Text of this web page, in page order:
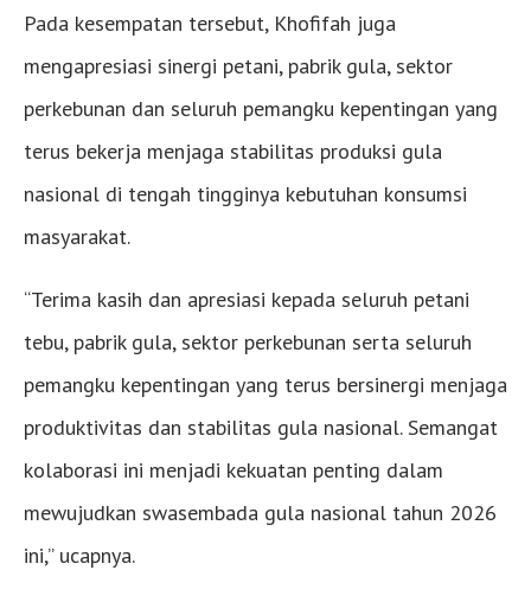
Pada kesempatan tersebut, Khofifah juga
mengapresiasi sinergi petani, pabrik gula, sektor
perkebunan dan seluruh pemangku kepentingan yang
terus bekerja menjaga stabilitas produksi gula
nasional di tengah tingginya kebutuhan konsumsi
masyarakat.
“Terima kasih dan apresiasi kepada seluruh petani
tebu, pabrik gula, sektor perkebunan serta seluruh
pemangku kepentingan yang terus bersinergi menjaga
produktivitas dan stabilitas gula nasional. Semangat
kolaborasi ini menjadi kekuatan penting dalam
mewujudkan swasembada gula nasional tahun 2026
ini,” ucapnya.